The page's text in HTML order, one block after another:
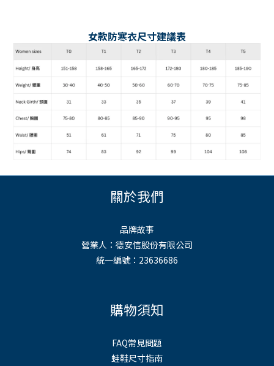
女款防寒衣尺寸建議表
關於我們
品牌故事
營業人：德安信股份有限公司
統一編號：23636686
購物須知
FAQ常見問題
蛙鞋尺寸指南